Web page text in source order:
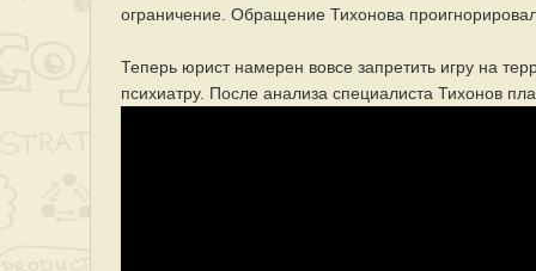
ограничение. Обращение Тихонова
Теперь юрист намерен вовсе запретить игру на
психиатру. После анализа специалиста Тихонов